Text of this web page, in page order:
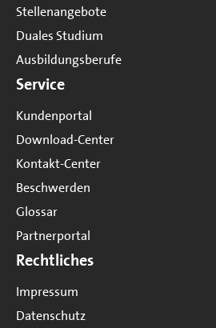
Stellenangebote
Duales Studium
Ausbildungsberufe
Service
Kundenportal
Download-Center
Kontakt-Center
Beschwerden
Glossar
Partnerportal
Rechtliches
Impressum
Datenschutz